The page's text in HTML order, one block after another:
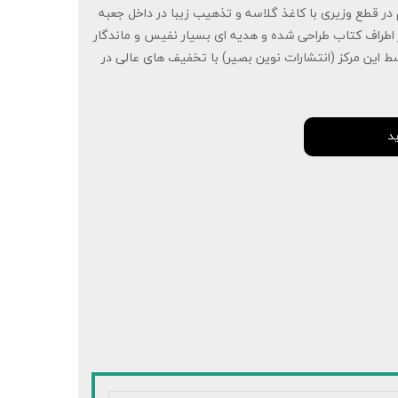
قطع وزیری با کاغذ گلاسه و تذهیب زیبا در داخل جعبه
اطراف کتاب طراحی شده و هدیه ای بسیار نفیس و ماندگار
این مرکز (انتشارات نوین بصیر) با تخفیف های عالی در